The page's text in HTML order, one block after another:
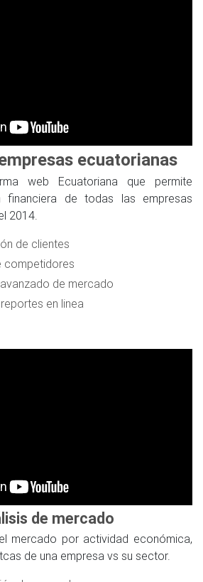
ecuatorianas
web Ecuatoriana que permite
financiera de todas las empresas
2014.
de clientes
competidores
de mercado
en linea
de mercado
mercado por actividad económica,
de una empresa vs su sector.